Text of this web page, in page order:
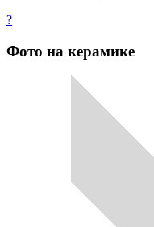
?
Фото на керамике